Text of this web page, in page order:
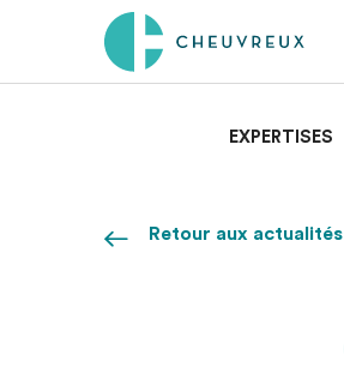
EXPERTISES
Retour aux actualités